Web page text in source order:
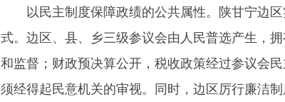
以民主制度保障政绩的公共属性。陕甘宁边
式。边区、县、乡三级参议会由人民普选产生，
和监督；财政预决算公开，税收政策经过参议会
须经得起民意机关的审视。同时，边区厉行廉洁